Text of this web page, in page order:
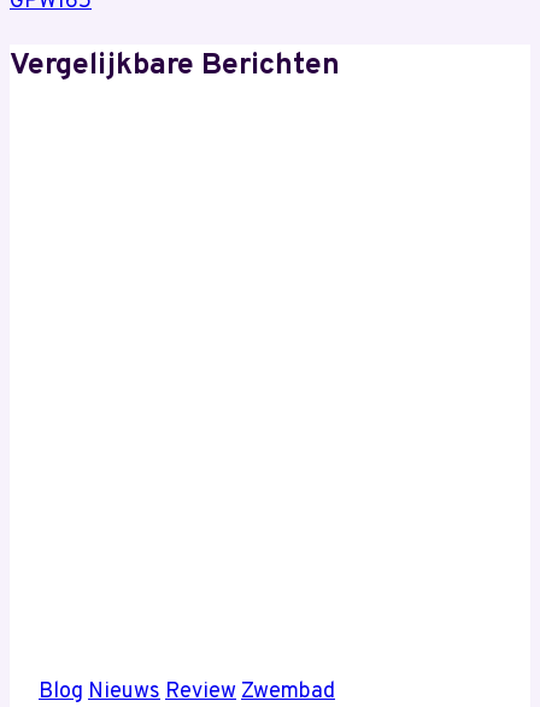
Vergelijkbare Berichten
Blog NieuwsReviewZwembad